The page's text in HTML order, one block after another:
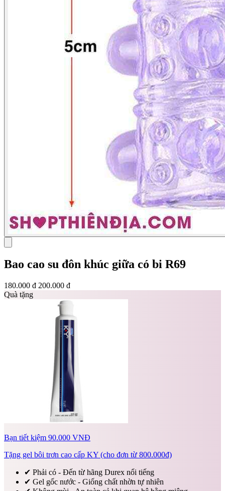
Bao cao su đôn khúc giữa có bi R69
180.000 đ 200.000 đ
Quà tặng
Bạn tiết kiệm 90.000 VNĐ
Tặng gel bôi trơn cao cấp KY (cho đơn từ 800.000đ)
✔ Phải có - Đến từ hãng Durex nổi tiếng
✔ Gel gốc nước - Giống chất nhờn tự nhiên